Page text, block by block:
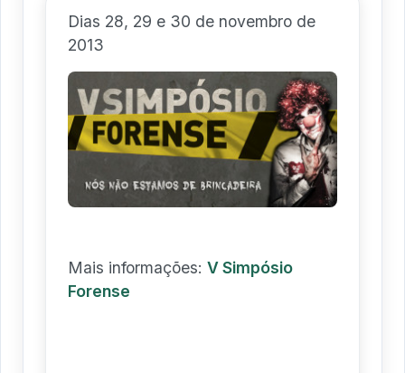
Dias 28, 29 e 30 de novembro de
2013
Mais informações: V Simpósio
Forense